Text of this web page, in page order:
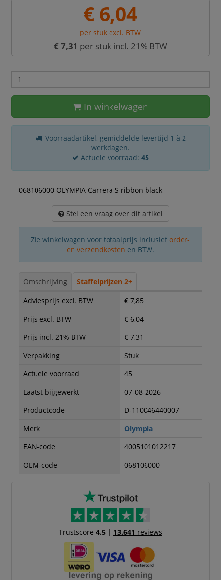
€ 6,04
per stuk excl. BTW
€ 7,31 per stuk incl. 21% BTW
In winkelwagen
Voorraadartikel, gemiddelde levertijd 1 à 2
werkdagen.
Actuele voorraad: 45
068106000 OLYMPIA Carrera S ribbon black
Stel een vraag over dit artikel
Zie winkelwagen voor totaalprijs inclusief order-
en verzendkosten en BTW.
Omschrijving Staffelprijzen 2+
Adviesprijs excl. BTW
€ 7,85
Prijs excl. BTW
€ 6,04
Prijs incl. 21% BTW
€ 7,31
Verpakking
Stuk
Actuele voorraad
45
Laatst bijgewerkt
07-08-2026
Productcode
D-110046440007
Merk
Olympia
EAN-code
4005101012217
OEM-code
068106000
Trustscore 4.5| 13.641 reviews